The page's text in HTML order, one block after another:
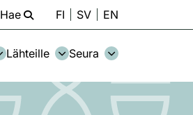
Hae FI SV EN
Lähteille Seura